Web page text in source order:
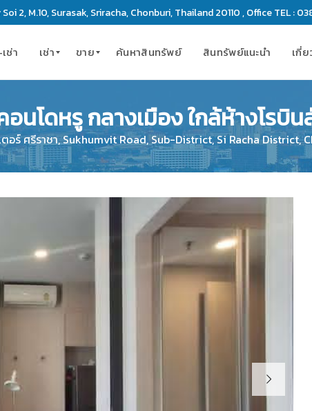
2, M.10, Surasak, Sriracha, Chonburi, Thailand 20110 , Office TEL :
ช่า เช่า
ค
อ
น
โ
มิ
ม
เ
ซ
อ
อ
ขาย
ค
อ
น
โ
มิ
ม
บ้
น
ค้นหาสินทรัพย์ สินทรัพย์แนะนำ เกี่
อนโดหรู กลางเมือง ใกล้ห้างโรบิ
อร์ ศรีราชา, Sukhumvit Road, Sub-District, Si Racha District,